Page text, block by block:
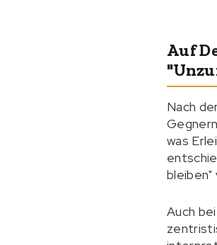
Auf
Nach
was
Auch